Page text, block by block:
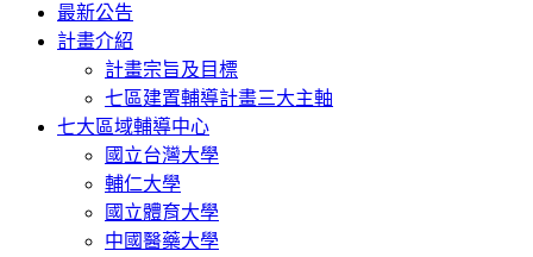
最新公告
計畫介紹
計畫宗旨及目標
七區建置輔導計畫三大主軸
七大區域輔導中心
國立台灣大學
輔仁大學
國立體育大學
中國醫藥大學